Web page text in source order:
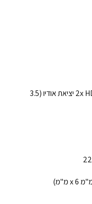
‎2x HDMI® 1.4*, 1x VGA, 1x יציאת אודיו (3.5